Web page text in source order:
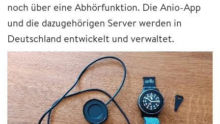
noch über eine Abhörfunktion. Die Anio-App
und die dazugehörigen Server werden in
Deutschland entwickelt und verwaltet.